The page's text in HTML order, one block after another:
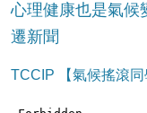
心理健康也是氣候
遷新聞
TCCIP 【氣候搖滾